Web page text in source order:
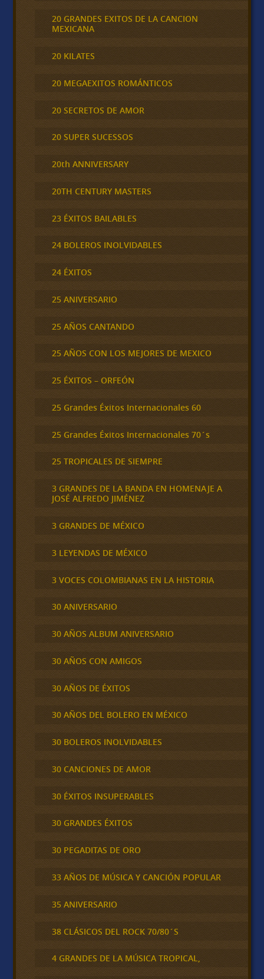
20 GRANDES EXITOS DE LA CANCION
MEXICANA
20 KILATES
20 MEGAEXITOS ROMÁNTICOS
20 SECRETOS DE AMOR
20 SUPER SUCESSOS
20th ANNIVERSARY
20TH CENTURY MASTERS
23 ÉXITOS BAILABLES
24 BOLEROS INOLVIDABLES
24 ÉXITOS
25 ANIVERSARIO
25 AÑOS CANTANDO
25 AÑOS CON LOS MEJORES DE MEXICO
25 ÉXITOS – ORFEÓN
25 Grandes Éxitos Internacionales 60
25 Grandes Éxitos Internacionales 70´s
25 TROPICALES DE SIEMPRE
3 GRANDES DE LA BANDA EN HOMENAJE A
JOSÉ ALFREDO JIMÉNEZ
3 GRANDES DE MÉXICO
3 LEYENDAS DE MÉXICO
3 VOCES COLOMBIANAS EN LA HISTORIA
30 ANIVERSARIO
30 AÑOS ALBUM ANIVERSARIO
30 AÑOS CON AMIGOS
30 AÑOS DE ÉXITOS
30 AÑOS DEL BOLERO EN MÉXICO
30 BOLEROS INOLVIDABLES
30 CANCIONES DE AMOR
30 ÉXITOS INSUPERABLES
30 GRANDES ÉXITOS
30 PEGADITAS DE ORO
33 AÑOS DE MÚSICA Y CANCIÓN POPULAR
35 ANIVERSARIO
38 CLÁSICOS DEL ROCK 70/80´S
4 GRANDES DE LA MÚSICA TROPICAL,